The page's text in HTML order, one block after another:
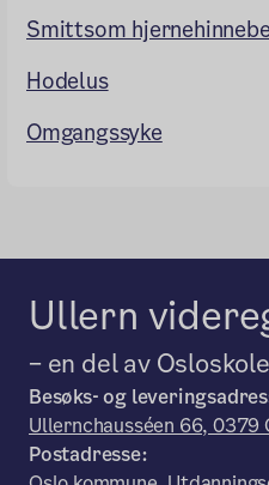
Smittsom
Hodelus
Omgangssyke
Ullern
– en del av
Besøks- og
Ullernchausséen 66, 0379
Postadresse: